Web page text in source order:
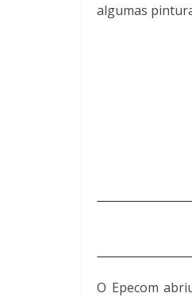
algumas
O Epecom